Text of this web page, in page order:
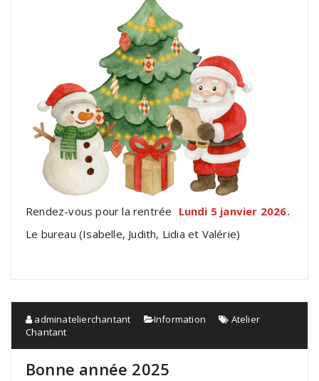
Rendez-vous pour la rentrée Lundi 5 janvier 2026.
Le bureau (Isabelle, Judith, Lidia et Valérie)
adminatelierchantant Information
Atelier
Chantant
Bonne année 2025